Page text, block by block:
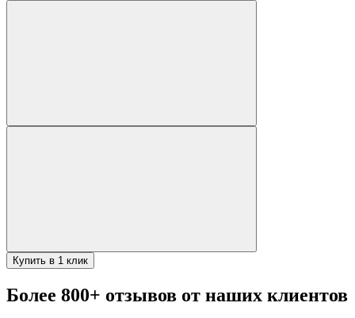
Купить в 1 клик
Более 800+ отзывов от наших клиентов